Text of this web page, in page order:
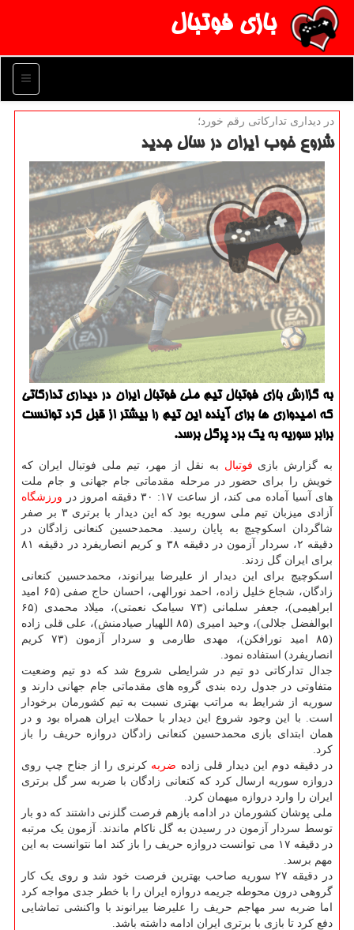
بازی فوتبال
منو
در دیداری تداركاتی رقم خورد؛
شروع خوب ایران در سال جدید
به گزارش بازی فوتبال تیم ملی فوتبال ایران در دیداری تدارکاتی
که امیدواری ها برای آینده این تیم را بیشتر از قبل کرد توانست
برابر سوریه به یک برد پرگل برسد.
به گزارش بازی فوتبال به نقل از مهر، تیم ملی فوتبال ایران که
خویش را برای حضور در مرحله مقدماتی جام جهانی و جام ملت
های آسیا آماده می کند، از ساعت ۱۷: ۳۰ دقیقه امروز در
ورزشگاه
آزادی میزبان تیم ملی سوریه بود که این دیدار با برتری ۳ بر صفر
شاگردان اسکوچیچ به پایان رسید. محمدحسین کنعانی زادگان در
دقیقه ۲، سردار آزمون در دقیقه ۳۸ و کریم انصاریفرد در دقیقه ۸۱
برای ایران گل زدند.
اسکوچیچ برای این دیدار از علیرضا بیرانوند، محمدحسین کنعانی
زادگان، شجاع خلیل زاده، احمد نورالهی، احسان حاج صفی (۶۵ امید
ابراهیمی)، جعفر سلمانی (۷۳ سیامک نعمتی)، میلاد محمدی (۶۵
ابوالفضل جلالی)، وحید امیری (۸۵ اللهیار صیادمنش)، علی قلی زاده
(۸۵ امید نورافکن)، مهدی طارمی و سردار آزمون (۷۳ کریم
انصاریفرد) استفاده نمود.
جدال تدارکاتی دو تیم در شرایطی شروع شد که دو تیم وضعیت
متفاوتی در جدول رده بندی گروه های مقدماتی جام جهانی دارند و
سوریه از شرایط به مراتب بهتری نسبت به تیم کشورمان برخودار
است. با این وجود شروع این دیدار با حملات ایران همراه بود و در
همان ابتدای بازی محمدحسین کنعانی زادگان دروازه حریف را باز
کرد.
در دقیقه دوم این دیدار قلی زاده ضربه کرنری را از جناح چپ روی
دروازه سوریه ارسال کرد که کنعانی زادگان با ضربه سر گل برتری
ایران را وارد دروازه میهمان کرد.
ملی پوشان کشورمان در ادامه بازهم فرصت گلزنی داشتند که دو بار
توسط سردار آزمون در رسیدن به گل ناکام ماندند. آزمون یک مرتبه
در دقیقه ۱۷ می توانست دروازه حریف را باز کند اما نتوانست به این
مهم برسد.
در دقیقه ۲۷ سوریه صاحب بهترین فرصت خود شد و روی یک کار
گروهی درون محوطه جریمه دروازه ایران را با خطر جدی مواجه کرد
اما ضربه سر مهاجم حریف را علیرضا بیرانوند با واکنشی تماشایی
دفع کرد تا بازی با برتری ایران ادامه داشته باشد.